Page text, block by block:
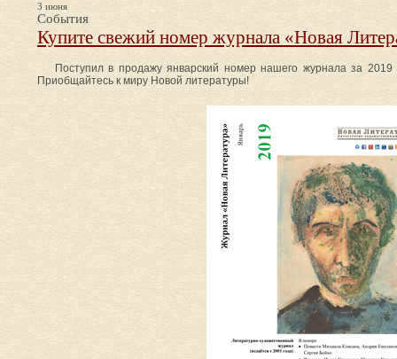
3 июня
События
Купите свежий номер журнала «Новая
Поступил в продажу январский номер нашего журнала за
Приобщайтесь к миру Новой литературы!